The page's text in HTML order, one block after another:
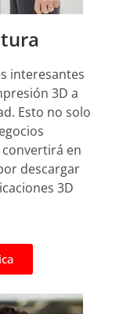
interesantes
3D a
Esto no solo
en
descargar
3D